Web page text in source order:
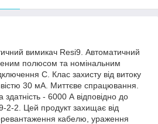
вимикач Resi9. Автоматичний
полюсом та номінальним
C. Клас захисту від витоку
30 мА. Миттєве спрацювання.
- 6000 А відповідно до
2-2. Цей продукт захищає від
кабелю, ураження